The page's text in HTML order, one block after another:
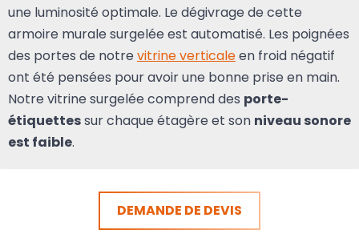
une luminosité optimale. Le dégivrage de cette
armoire murale surgelée est automatisé. Les poignées
des portes de notre vitrine verticaleen froid négatif
ont été pensées pour avoir une bonne prise en main.
Notre vitrine surgelée comprend des porte-
étiquettessur chaque étagère et son niveau sonore
est faible.
DEMANDE DE DEVIS